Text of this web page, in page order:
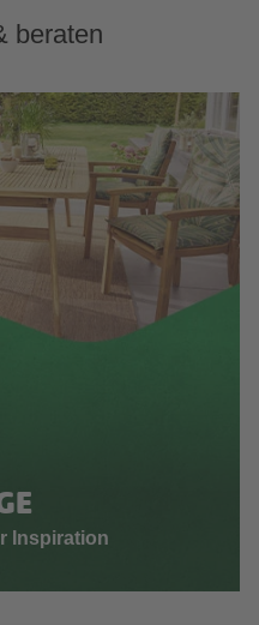
beraten
Inspiration